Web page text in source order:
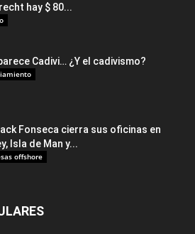
hay $ 80...
Cadivi… ¿Y el cadivismo?
Fonseca cierra sus oficinas en
Isla de Man y...
offshore